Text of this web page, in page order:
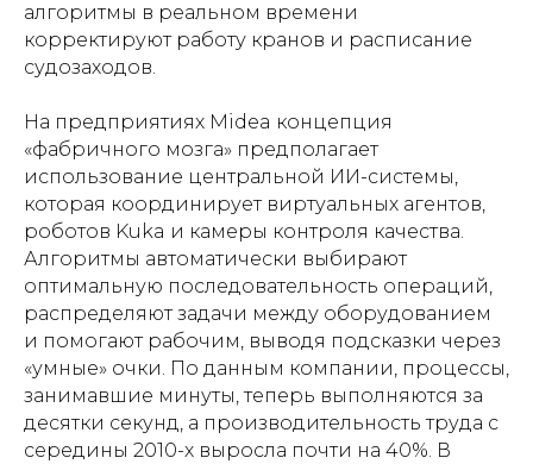
алгоритмы в реальном времени
корректируют работу кранов и расписание
судозаходов.
На предприятиях Midea концепция
«фабричного мозга» предполагает
использование центральной ИИ-системы,
которая координирует виртуальных агентов,
роботов Kuka и камеры контроля качества.
Алгоритмы автоматически выбирают
оптимальную последовательность операций,
распределяют задачи между оборудованием
и помогают рабочим, выводя подсказки через
«умные» очки. По данным компании, процессы,
занимавшие минуты, теперь выполняются за
десятки секунд, а производительность труда с
середины 2010-х выросла почти на 40%. В